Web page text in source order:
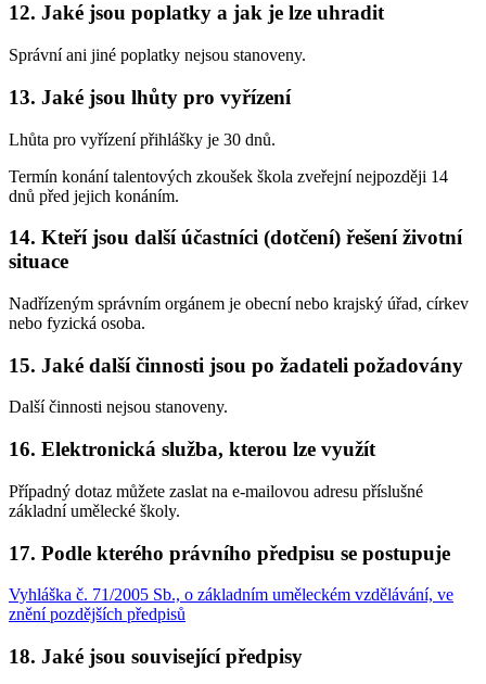
12. Jaké jsou poplatky a jak je lze uhradit
Správní ani jiné poplatky nejsou stanoveny.
13. Jaké jsou lhůty pro vyřízení
Lhůta pro vyřízení přihlášky je 30 dnů.
Termín konání talentových zkoušek škola zveřejní nejpozději 14
dnů před jejich konáním.
14. Kteří jsou další účastníci (dotčení) řešení životní
situace
Nadřízeným správním orgánem je obecní nebo krajský úřad, církev
nebo fyzická osoba.
15. Jaké další činnosti jsou po žadateli požadovány
Další činnosti nejsou stanoveny.
16. Elektronická služba, kterou lze využít
Případný dotaz můžete zaslat na e-mailovou adresu příslušné
základní umělecké školy.
17. Podle kterého právního předpisu se postupuje
Vyhláška č. 71/2005 Sb., o základním uměleckém vzdělávání, ve
znění pozdějších předpisů
18. Jaké jsou související předpisy